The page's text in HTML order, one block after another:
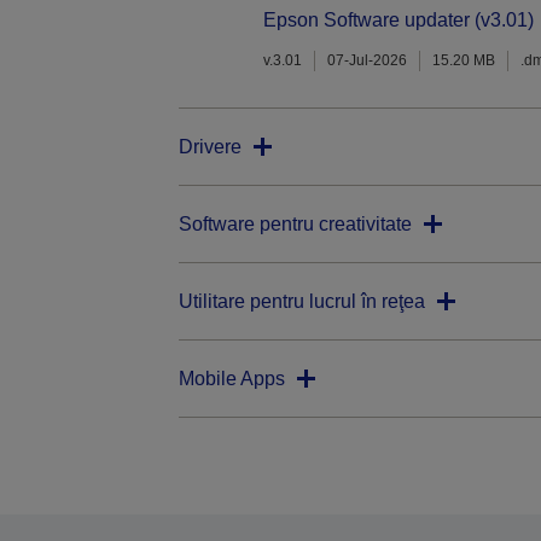
Epson Software updater (v3.01)
v.3.01 07-Jul-2026 15.20 MB
Drivere
Software pentru creativitate
Utilitare pentru lucrul în reţea
Mobile Apps